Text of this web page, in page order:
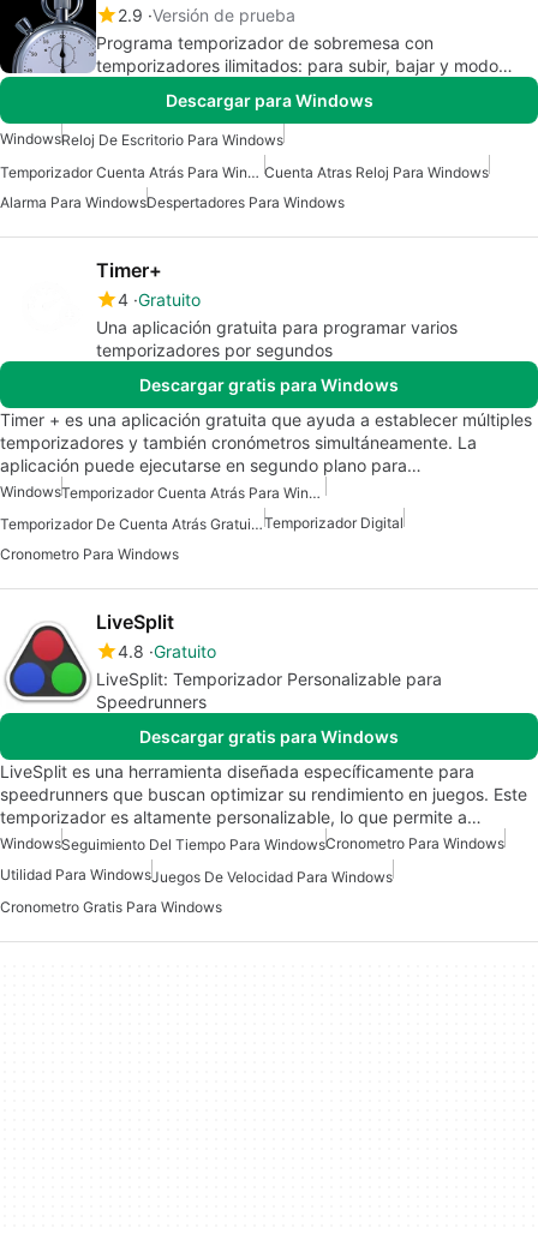
2.9 Versión de prueba
Programa temporizador de sobremesa con
temporizadores ilimitados: para subir, bajar y modo
Descargar para Windows
WindowsReloj De Escritorio Para Windows
Temporizador Cuenta Atrás Para Windows Cuenta Atras Reloj Para Windows
Alarma Para WindowsDespertadores Para Windows
Timer+
4 Gratuito
Una aplicación gratuita para programar varios
temporizadores por segundos
Descargar gratis para Windows
Timer + es una aplicación gratuita que ayuda a establecer múltiples
temporizadores y también cronómetros simultáneamente. La
aplicación puede ejecutarse en segundo plano para…
Windows
Temporizador Cuenta Atrás Para Windows
Temporizador De Cuenta Atrás Gratuito Para WindowsTemporizador Digital
Cronometro Para Windows
LiveSplit
4.8 Gratuito
LiveSplit: Temporizador Personalizable para
Speedrunners
Descargar gratis para Windows
LiveSplit es una herramienta diseñada específicamente para
speedrunners que buscan optimizar su rendimiento en juegos. Este
temporizador es altamente personalizable, lo que permite a…
WindowsSeguimiento Del Tiempo Para WindowsCronometro Para Windows
Utilidad Para WindowsJuegos De Velocidad Para Windows
Cronometro Gratis Para Windows